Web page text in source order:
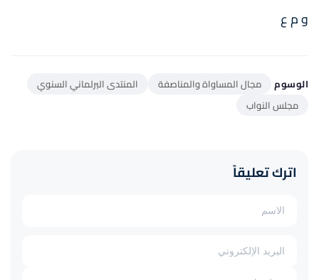
و م ع
الوسوم مجال المساواة والمناصفة
المنتدى البرلماني السنوي
مجلس النواب
اترك تعليقاً